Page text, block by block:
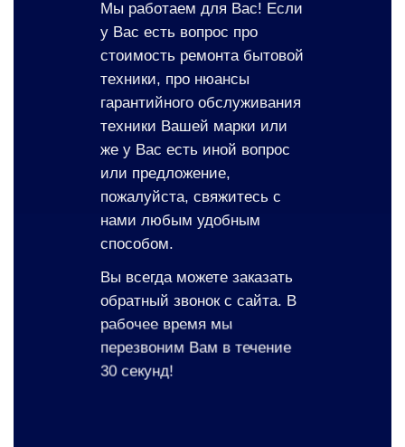
Мы работаем для Вас! Если
у Вас есть вопрос про
стоимость ремонта бытовой
техники, про нюансы
гарантийного обслуживания
техники Вашей марки или
же у Вас есть иной вопрос
или предложение,
пожалуйста, свяжитесь с
нами любым удобным
способом.
Вы всегда можете заказать
обратный звонок с сайта. В
рабочее время мы
перезвоним Вам в течение
30 секунд!